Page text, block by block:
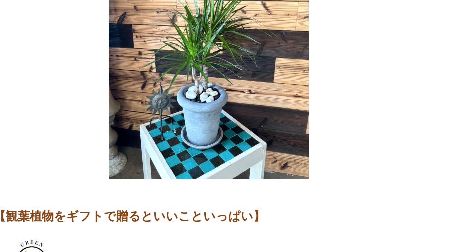
【観葉植物をギフトで贈るといいこといっぱい】